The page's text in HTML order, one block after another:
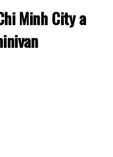
Minh City a